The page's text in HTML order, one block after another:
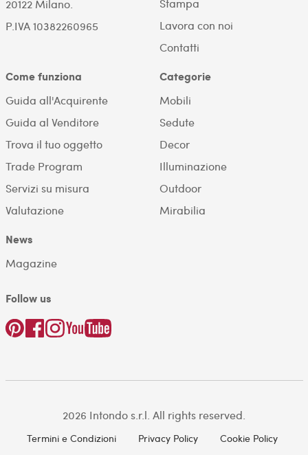
20122 Milano.
P.IVA 10382260965
Stampa
Lavora con noi
Contatti
Come funziona
Guida all'Acquirente
Guida al Venditore
Trova il tuo oggetto
Trade Program
Servizi su misura
Valutazione
Categorie
Mobili
Sedute
Decor
Illuminazione
Outdoor
Mirabilia
News
Magazine
Follow us
2026 Intondo s.r.l. All rights reserved.
Termini e Condizioni Privacy Policy Cookie Policy